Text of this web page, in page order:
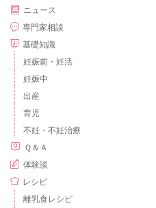
ニュース
専門家相談
基礎知識
妊娠前・妊活
妊娠中
出産
育児
不妊・不妊治療
Ｑ＆Ａ
体験談
レシピ
離乳食レシピ